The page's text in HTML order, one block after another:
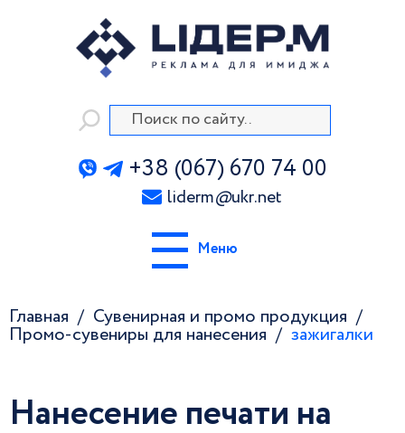
+38 (067) 670 74 00
liderm@ukr.net
Меню
Главная
Сувенирная и промо продукция
Промо-сувениры для нанесения
зажигалки
Нанесение печати на